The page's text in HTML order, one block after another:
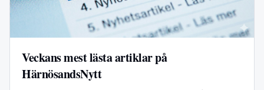
Veckans mest lästa artiklar på
HärnösandsNytt